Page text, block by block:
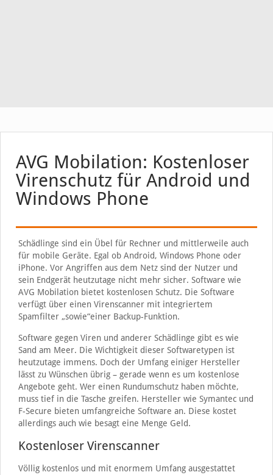
AVG Mobilation: Kostenloser
Virenschutz für Android und
Windows Phone
Schädlinge sind ein Übel für Rechner und mittlerweile auch
für mobile Geräte. Egal ob Android, Windows Phone oder
iPhone. Vor Angriffen aus dem Netz sind der Nutzer und
sein Endgerät heutzutage nicht mehr sicher. Software wie
AVG Mobilation bietet kostenlosen Schutz. Die Software
verfügt über einen Virenscanner mit integriertem
Spamfilter „sowie“einer Backup-Funktion.
Software gegen Viren und anderer Schädlinge gibt es wie
Sand am Meer. Die Wichtigkeit dieser Softwaretypen ist
heutzutage immens. Doch der Umfang einiger Hersteller
lässt zu Wünschen übrig – gerade wenn es um kostenlose
Angebote geht. Wer einen Rundumschutz haben möchte,
muss tief in die Tasche greifen. Hersteller wie Symantec und
F-Secure bieten umfangreiche Software an. Diese kostet
allerdings auch wie besagt eine Menge Geld.
Kostenloser Virenscanner
Völlig kostenlos und mit enormem Umfang ausgestattet